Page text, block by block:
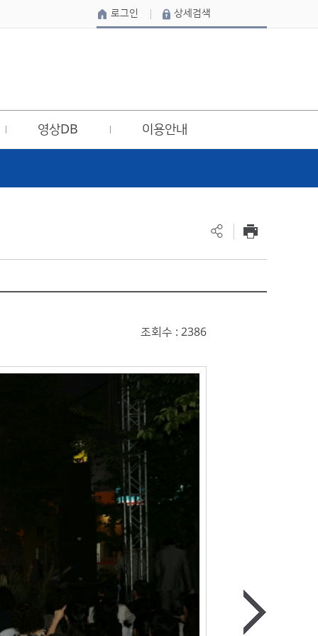
로그인 상세검색
영상DB 이용안내
조회수 : 2386